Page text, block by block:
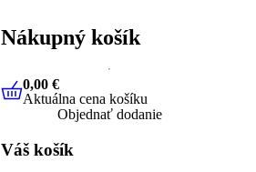
Nákupný košík
0,00 €Aktuálna cena košíku
0,00 €
Aktuálna cena košíku
Objednať dodanie
Váš košík